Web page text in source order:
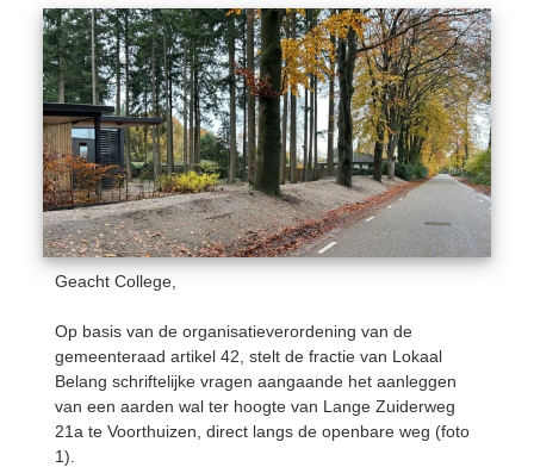
Geacht College,
Op basis van de organisatieverordening van de
gemeenteraad artikel 42, stelt de fractie van Lokaal
Belang schriftelijke vragen aangaande het aanleggen
van een aarden wal ter hoogte van Lange Zuiderweg
21a te Voorthuizen, direct langs de openbare weg (foto
1).